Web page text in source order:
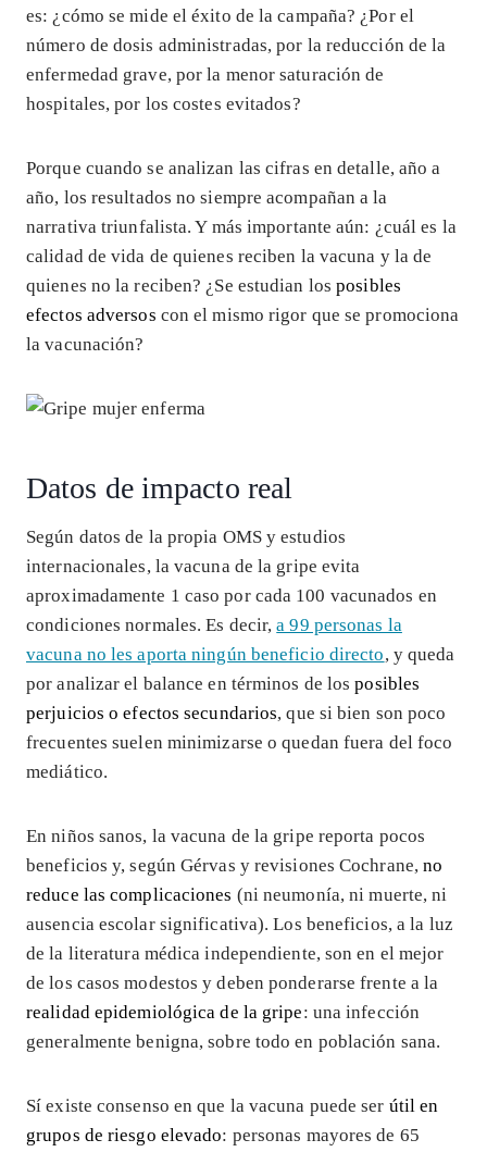
es: ¿cómo se mide el éxito de la campaña? ¿Por el
número de dosis administradas, por la reducción de la
enfermedad grave, por la menor saturación de
hospitales, por los costes evitados?
Porque cuando se analizan las cifras en detalle, año a
año, los resultados no siempre acompañan a la
narrativa triunfalista. Y más importante aún: ¿cuál es la
calidad de vida de quienes reciben la vacuna y la de
quienes no la reciben? ¿Se estudian losposibles
efectos adversos con el mismo rigor que se promociona
la vacunación?
Datos de impacto real
Según datos de la propia OMS y estudios
internacionales, la vacuna de la gripe evita
aproximadamente 1 caso por cada 100 vacunados en
condiciones normales. Es decir,a 99 personas la
vacuna no les aporta ningún beneficio directo, y queda
por analizar el balance en términos de losposibles
perjuicios o efectos secundarios, que si bien son poco
frecuentes suelen minimizarse o quedan fuera del foco
mediático.
En niños sanos, la vacuna de la gripe reporta pocos
beneficios y, según Gérvas y revisiones Cochrane,no
reduce las complicaciones (ni neumonía, ni muerte, ni
ausencia escolar significativa). Los beneficios, a la luz
de la literatura médica independiente, son en el mejor
de los casos modestos y deben ponderarse frente a la
realidad epidemiológica de la gripe: una infección
generalmente benigna, sobre todo en población sana.
Sí existe consenso en que la vacuna puede ser útil en
grupos de riesgo elevado: personas mayores de 65